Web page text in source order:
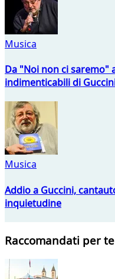
Musica
Da "Noi non ci saremo"
indimenticabili di
Musica
Addio a Guccini,
inquietudine
Raccomandati per te